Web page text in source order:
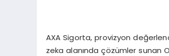
AXA Sigorta, provizyon
zeka alanında çözümler sunan